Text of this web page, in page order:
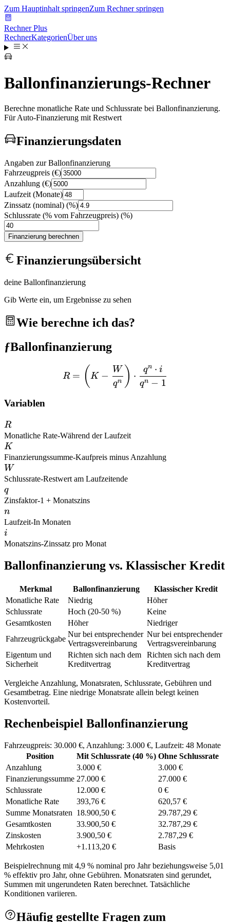
Zum Hauptinhalt springenZum Rechner springen
Rechner Plus
RechnerKategorienÜber uns
Ballonfinanzierungs-Rechner
Berechne monatliche Rate und Schlussrate bei Ballonfinanzierung.
Für Auto-Finanzierung mit Restwert
Finanzierungsdaten
Angaben zur Ballonfinanzierung
Fahrzeugpreis (€)
Anzahlung (€)
Laufzeit (Monate)
Zinssatz (nominal) (%)
Schlussrate (% vom Fahrzeugpreis) (%)
Finanzierung berechnen
Finanzierungsübersicht
deine Ballonfinanzierung
Gib Werte ein, um Ergebnisse zu sehen
Wie berechne ich das?
ƒBallonfinanzierung
R = \left(K -
R = ( K −
qn
W ) ⋅
qn − 1
qn ⋅ i
Variablen
R
R
Monatliche Rate-Während der Laufzeit
K
K
Finanzierungssumme-Kaufpreis minus Anzahlung
W
W
Schlussrate-Restwert am Laufzeitende
q
q
Zinsfaktor-1 + Monatszins
n
n
Laufzeit-In Monaten
i
i
Monatszins-Zinssatz pro Monat
Ballonfinanzierung vs. Klassischer Kredit
Merkmal Ballonfinanzierung
Klassischer Kredit
Monatliche Rate
Niedrig
Höher
Schlussrate
Hoch (20-50 %)
Keine
Gesamtkosten
Höher
Niedriger
Fahrzeugrückgabe
Nur bei entsprechender
Vertragsvereinbarung
Nur bei entsprechender
Vertragsvereinbarung
Eigentum und
Sicherheit
Richten sich nach dem
Kreditvertrag
Richten sich nach dem
Kreditvertrag
Vergleiche Anzahlung, Monatsraten, Schlussrate, Gebühren und
Gesamtbetrag. Eine niedrige Monatsrate allein belegt keinen
Kostenvorteil.
Rechenbeispiel Ballonfinanzierung
Fahrzeugpreis: 30.000 €, Anzahlung: 3.000 €, Laufzeit: 48 Monate
Position
Mit Schlussrate (40 %) Ohne Schlussrate
Anzahlung
3.000 €
3.000 €
Finanzierungssumme 27.000 €
27.000 €
Schlussrate
12.000 €
0 €
Monatliche Rate
393,76 €
620,57 €
Summe Monatsraten 18.900,50 €
29.787,29 €
Gesamtkosten
33.900,50 €
32.787,29 €
Zinskosten
3.900,50 €
2.787,29 €
Mehrkosten
+1.113,20 € Basis
Beispielrechnung mit 4,9 % nominal pro Jahr beziehungsweise 5,01
% effektiv pro Jahr, ohne Gebühren. Monatsraten sind gerundet,
Summen mit ungerundeten Raten berechnet. Tatsächliche
Konditionen variieren.
Häufig gestellte Fragen zum